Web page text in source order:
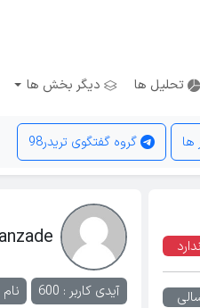
تحلیل ها دیگر بخش ها
ها گروه گفتگوی تریدر98
آیدی کاربر : 600
ندارد